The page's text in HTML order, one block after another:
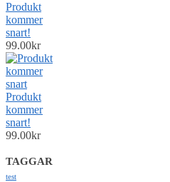
Produkt
kommer
snart!
99.00kr
Produkt
kommer
snart!
99.00kr
TAGGAR
test